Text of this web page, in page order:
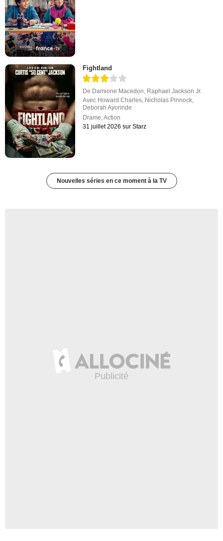
Fightland
De Damione Macedon, Raphael Jackson Jr.
Avec Howard Charles, Nicholas Pinnock,
Deborah Ayorinde
Drame,Action
31 juillet 2026 sur Starz
Nouvelles séries en ce moment à la TV